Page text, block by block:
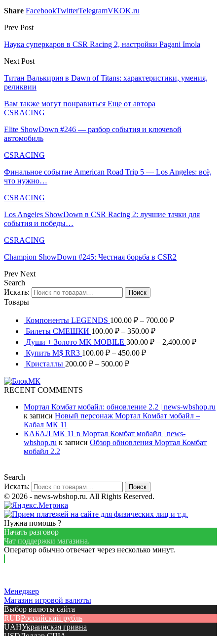
Share FacebookTwitterTelegramVKOK.ru
Prev Post
Наука суперкаров в CSR Racing 2, настройки Pagani Imola
Next Post
Титан Валькирия в Dawn of Titans: характеристики, умения,
реликвии
Вам также могут понравиться Еще от автора
CSRACING
Elite ShowDown #246 — разбор события и ключевой
автомобиль
CSRACING
Финальное событие American Road Trip 5 — Los Angeles: всё,
что нужно…
CSRACING
Los Angeles ShowDown в CSR Racing 2: лучшие тачки для
события и победы…
CSRACING
Champion ShowDown #245: Честная борьба в CSR2
Prev Next
Search
Искать:
Поиск
Товары
Компоненты LEGENDS 100.00 ₽ – 700.00 ₽
Билеты СМЕШКИ 100.00 ₽ – 350.00 ₽
Души + Золото MK MOBILE 300.00 ₽ – 2,400.00 ₽
Купить M$ RR3 100.00 ₽ – 450.00 ₽
Кристаллы 200.00 ₽ – 500.00 ₽
RECENT COMMENTS
Мортал Комбат мобайл: обновление 2.2 | news-wbshop.ru
к записи Новый персонаж Мортал Комбат мобайл –
Кабал МК 11
КАБАЛ МК 11 в Мортал Комбат мобайл | news-
wbshop.ru к записи Обзор обновления Мортал Комбат
мобайл 2.2
Search
Искать:
Поиск
© 2026 - news-wbshop.ru. All Rights Reserved.
Нужна помощь ?
Начать разговор
Чат поддержки магазина.
Оператор обычно отвечает через несколько минут.
Менеджер
Магазин игровой валюты
Выбор валюты сайта
RUBРоссийский рубль
UAHУкраинская гривна